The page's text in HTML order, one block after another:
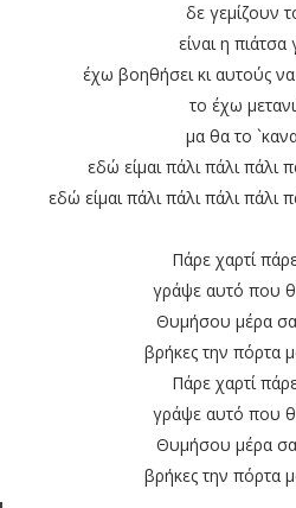
δε γεμίζουν
είναι η πιάτσα
έχω βοηθήσει κι αυτούς
το έχω
μα θα το
εδώ είμαι πάλι πάλι πάλι
εδώ είμαι πάλι πάλι πάλι πάλι
Πάρε χαρτί
γράψε αυτό που
Θυμήσου μέρα
βρήκες την πόρτα
Πάρε χαρτί
γράψε αυτό που
Θυμήσου μέρα
βρήκες την πόρτα